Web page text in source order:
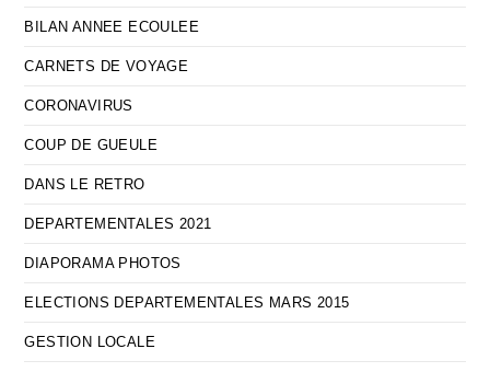
BILAN ANNEE ECOULEE
CARNETS DE VOYAGE
CORONAVIRUS
COUP DE GUEULE
DANS LE RETRO
DEPARTEMENTALES 2021
DIAPORAMA PHOTOS
ELECTIONS DEPARTEMENTALES MARS 2015
GESTION LOCALE